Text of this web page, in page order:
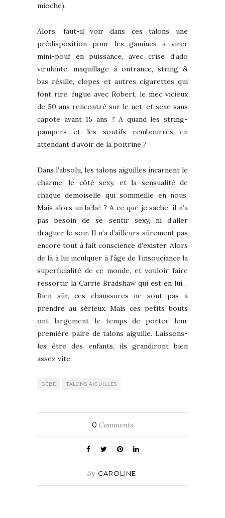
mioche).
Alors, faut-il voir dans ces talons une
prédisposition pour les gamines à virer
mini-pouf en puissance, avec crise d’ado
virulente, maquillage à outrance, string &
bas résille, clopes et autres cigarettes qui
font rire, fugue avec Robert, le mec vicieux
de 50 ans rencontré sur le net, et sexe sans
capote avant 15 ans ? A quand les string-
pampers et les soutifs rembourrés en
attendant d’avoir de la poitrine ?
Dans l’absolu, les talons aiguilles incarnent le
charme, le côté sexy, et la sensualité de
chaque demoiselle qui sommeille en nous.
Mais alors un bébé ? A ce que je sache, il n’a
pas besoin de se sentir sexy, ni d’aller
draguer le soir. Il n’a d’ailleurs sûrement pas
encore tout à fait conscience d’exister. Alors
de là à lui inculquer à l’âge de l’insouciance la
superficialité de ce monde, et vouloir faire
ressortir la Carrie Bradshaw qui est en lui…
Bien sûr, ces chaussures ne sont pas à
prendre au sérieux. Mais ces petits bouts
ont largement le temps de porter leur
première paire de talons aiguille. Laissons-
les être des enfants, ils grandiront bien
assez vite.
BÉBÉ TALONS AIGUILLES
0 Comments
By CAROLINE